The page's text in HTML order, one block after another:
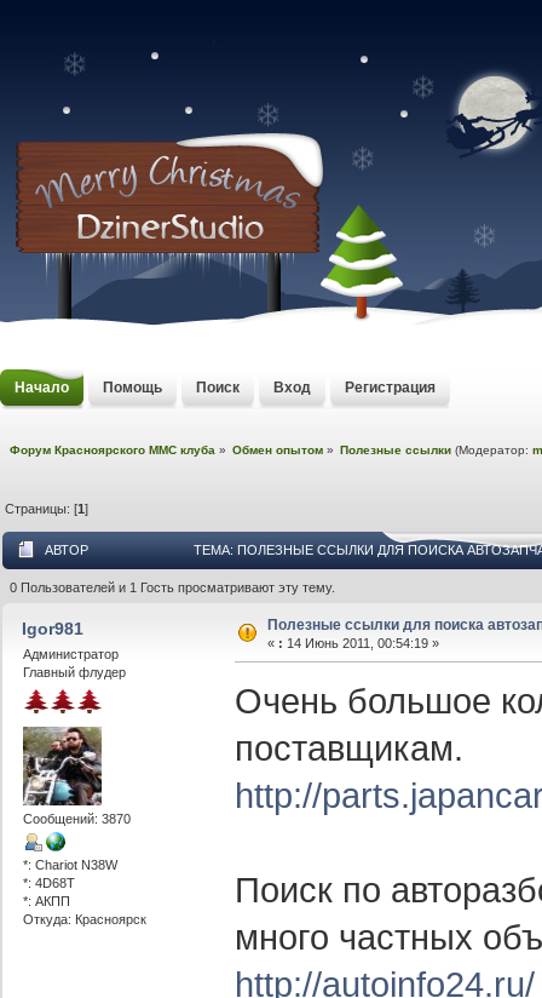
Начало Помощь Поиск Вход Регистрация
Форум Красноярского MMC клуба » Обмен опытом » Полезные ссылки (Модератор:
Страницы: [1]
АВТОР ТЕМА: ПОЛЕЗНЫЕ ССЫЛКИ ДЛЯ ПОИСКА
0 Пользователей и 1 Гость просматривают эту тему.
Igor981
Администратор
Главный флудер
Сообщений: 3870
*: Chariot N38W
*: 4D68T
*: АКПП
Откуда: Красноярск
Полезные ссылки для поиска
« : 14 Июнь 2011, 00:54:19 »
Очень большое
поставщикам.
http://
Поиск по
много частных
http://autoinfo24.ru/